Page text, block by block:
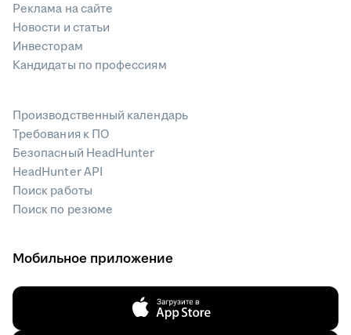
Реклама на сайте
Новости и статьи
Инвесторам
Кандидаты по профессиям
Производственный календарь
Требования к ПО
Безопасный HeadHunter
HeadHunter API
Поиск работы
Поиск по резюме
Мобильное приложение